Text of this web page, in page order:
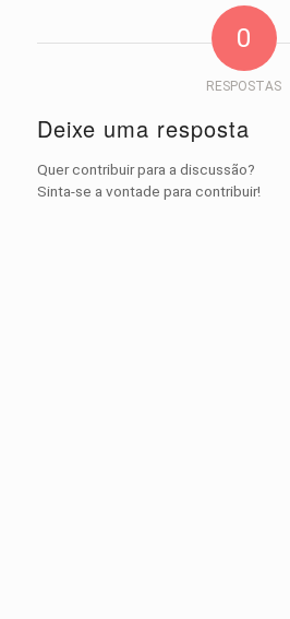
0
RESPOSTAS
Deixe uma resposta
Quer contribuir para a discussão?
Sinta-se a vontade para contribuir!